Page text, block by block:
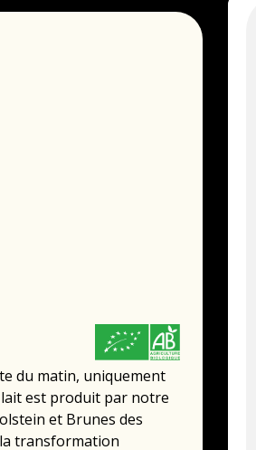
du matin, uniquement
est produit par notre
et Brunes des
transformation